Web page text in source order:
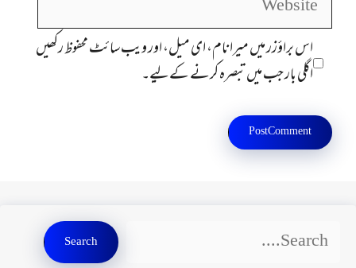
اس براؤزر میں میرا نام، ای میل، اور ویب سائٹ محفوظ رکھیں
اگلی بار جب میں تبصرہ کرنے کےلیے۔
Search
Search